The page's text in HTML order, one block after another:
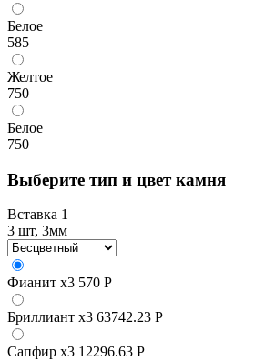
Белое
585
Желтое
750
Белое
750
Выберите тип и цвет камня
Вставка 1
3 шт, 3мм
Фианит x3 570 Р
Бриллиант x3 63742.23 Р
Сапфир x3 12296.63 Р